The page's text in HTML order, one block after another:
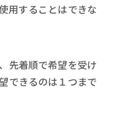
用することはできな
先着順で希望を受け
できるのは１つまで